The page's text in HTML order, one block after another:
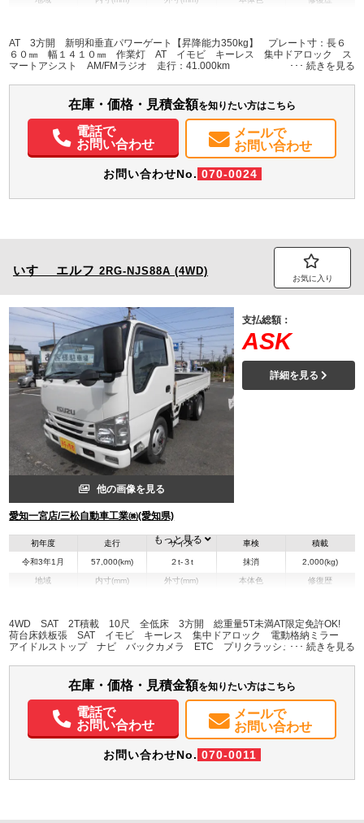
H:290
H:1,770
装備情報
AT 3方開 新明和垂直パワーゲート【昇降能力350kg】 プレート寸：長６
６０㎜ 幅１４１０㎜ 作業灯 AT イモビ キーレス 集中ドアロック ス
マートアシスト AM/FMラジオ 走行：41.000km
在庫・価格・見積金額を知りたい方はこちら
電話で
お問い合わせ
メールで
お問い合わせ
お問い合わせNo. 070-0024
いすゞ エルフ 2RG-NJS88A (4WD)
お気に入り
他の画像を見る
愛知一宮店/三松自動車工業㈱(愛知県)
支払総額：
ASK
詳細を見る
初年度
令和3年1月
走行
57,000(km)
サイズ
２t-３t
車検
抹消
積載
2,000(kg)
地域 内寸(mm)
H:380
外寸(mm)
H:1,990
本体色 修復歴
装備情報
電動格納ミラー
カーナビ ETC バックモニター
取扱説明書（一部含む）
メンテナンスノート（保証書）
もっと見る
4WD SAT 2T積載 10尺 全低床 3方開 総重量5T未満AT限定免許OK!
荷台床鉄板張 SAT イモビ キーレス 集中ドアロック 電動格納ミラー
アイドルストップ ナビ バックカメラ ETC プリクラッシュブレーキ他先
在庫・価格・見積金額を知りたい方はこちら
電話で
お問い合わせ
メールで
お問い合わせ
お問い合わせNo. 070-0011